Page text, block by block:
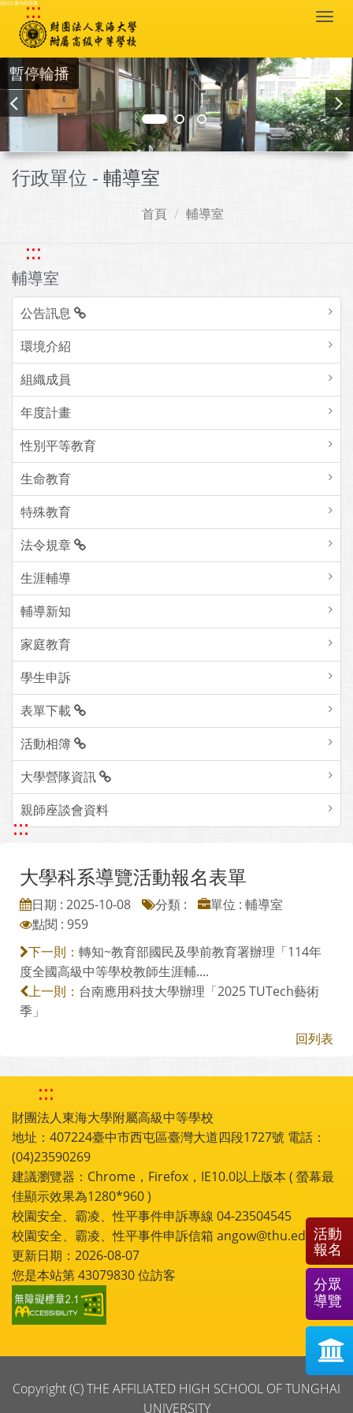
跳到主要內容區塊
:::
暫停輪播
行政單位 - 輔導室
首頁 輔導室
:::
輔導室
公告訊息
環境介紹
組織成員
年度計畫
性別平等教育
生命教育
特殊教育
法令規章
生涯輔導
輔導新知
家庭教育
學生申訴
表單下載
活動相簿
大學營隊資訊
親師座談會資料
:::
大學科系導覽活動報名表單
日期 : 2025-10-08 分類 :
單位 : 輔導室
點閱 : 959
下一則： 轉知~教育部國民及學前教育署辦理「114年
度全國高級中等學校教師生涯輔....
上一則： 台南應用科技大學辦理「2025 TUTech藝術
季」
回列表
:::
財團法人東海大學附屬高級中等學校
地址：407224臺中市西屯區臺灣大道四段1727號 電話：
(04)23590269
建議瀏覽器：Chrome，Firefox，IE10.0以上版本 ( 螢幕最
佳顯示效果為1280*960 )
校園安全、霸凌、性平事件申訴專線 04-23504545
校園安全、霸凌、性平事件申訴信箱 angow@thu.edu.tw
更新日期：2026-08-07
您是本站第43079830位訪客
Copyright (C) THE AFFILIATED HIGH SCHOOL OF TUNGHAI
UNIVERSITY
活動
報名
分眾
導覽